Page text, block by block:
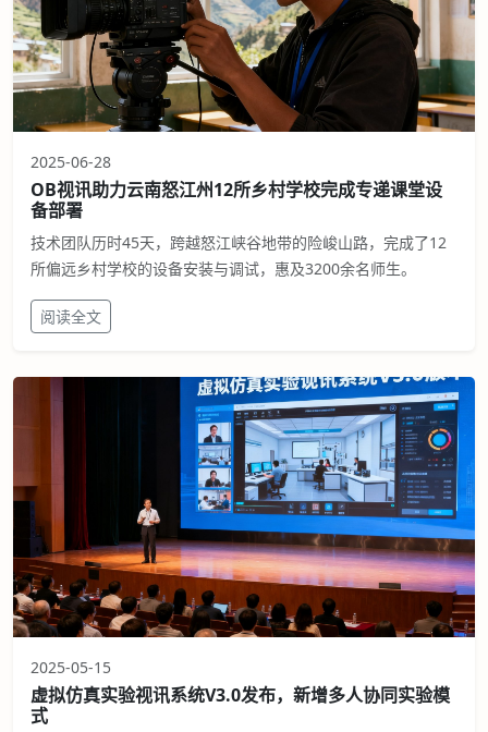
2025-06-28
OB视讯助力云南怒江州12所乡村学校完成专递课堂设
备部署
技术团队历时45天，跨越怒江峡谷地带的险峻山路，完成了12
所偏远乡村学校的设备安装与调试，惠及3200余名师生。
阅读全文
2025-05-15
虚拟仿真实验视讯系统V3.0发布，新增多人协同实验模
式